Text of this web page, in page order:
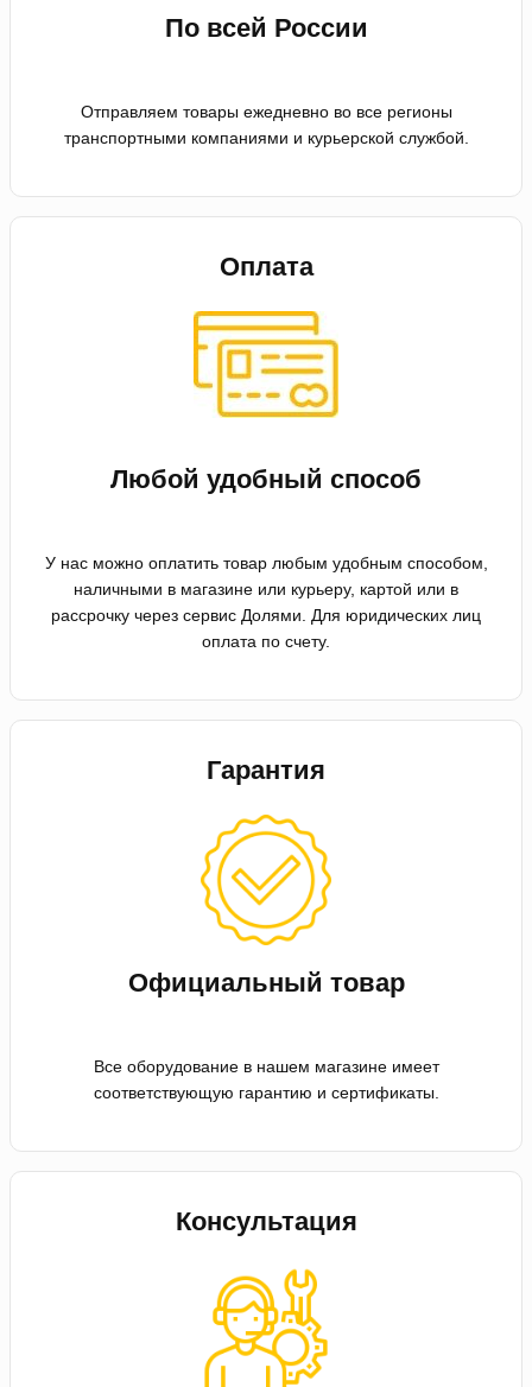
По всей России
Отправляем товары ежедневно во все регионы
транспортными компаниями и курьерской службой.
Оплата
Любой удобный способ
У нас можно оплатить товар любым удобным способом,
наличными в магазине или курьеру, картой или в
рассрочку через сервис Долями. Для юридических лиц
оплата по счету.
Гарантия
Официальный товар
Все оборудование в нашем магазине имеет
соответствующую гарантию и сертификаты.
Консультация